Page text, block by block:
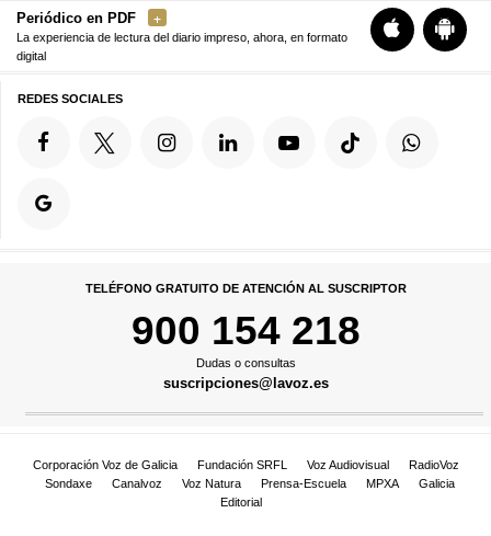
Periódico en PDF
La experiencia de lectura del diario impreso, ahora, en formato
digital
REDES SOCIALES
TELÉFONO GRATUITO DE ATENCIÓN AL SUSCRIPTOR
900 154 218
Dudas o consultas
suscripciones@lavoz.es
Corporación Voz de Galicia Fundación SRFL Voz Audiovisual
RadioVoz
Sondaxe
Canalvoz Voz Natura Prensa-Escuela MPXA
Galicia
Editorial